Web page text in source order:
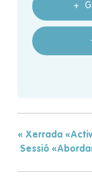
+
« Xerrada
Sessió